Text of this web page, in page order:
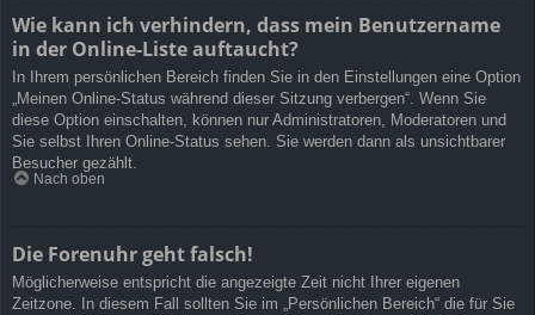
Wie kann ich verhindern, dass mein Benutzername
in der Online-Liste auftaucht?
In Ihrem persönlichen Bereich finden Sie in den Einstellungen eine Option
„Meinen Online-Status während dieser Sitzung verbergen“. Wenn Sie
diese Option einschalten, können nur Administratoren, Moderatoren und
Sie selbst Ihren Online-Status sehen. Sie werden dann als unsichtbarer
Besucher gezählt.
Nach oben
Die Forenuhr geht falsch!
Möglicherweise entspricht die angezeigte Zeit nicht Ihrer eigenen
Zeitzone. In diesem Fall sollten Sie im „Persönlichen Bereich“ die für Sie